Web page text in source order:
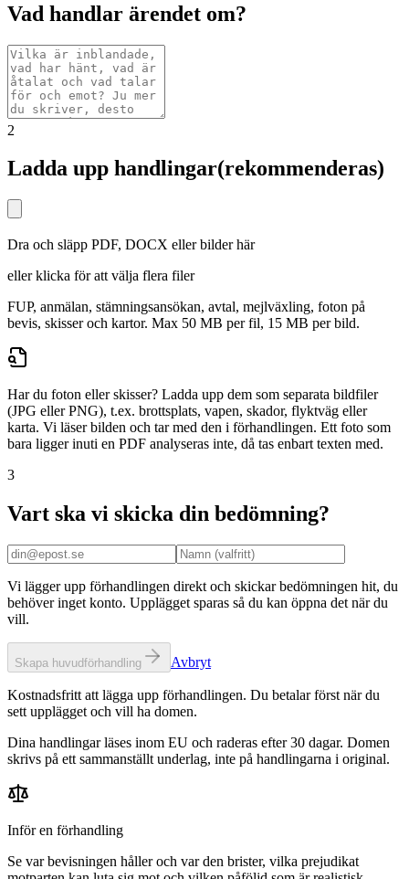
Vad handlar ärendet om?
2
Ladda upp handlingar(rekommenderas)
Dra och släpp PDF, DOCX eller bilder här
ellerklicka för att välja flera filer
FUP, anmälan, stämningsansökan, avtal, mejlväxling, foton på
bevis, skisser och kartor. Max 50 MB per fil, 15 MB per bild.
Har du foton eller skisser? Ladda upp dem som separata bildfiler
(JPG eller PNG), t.ex. brottsplats, vapen, skador, flyktväg eller
karta. Vi läser bilden och tar med den i förhandlingen. Ett foto som
bara ligger inuti en PDF analyseras inte, då tas enbart texten med.
3
Vart ska vi skicka din bedömning?
Vi lägger upp förhandlingen direkt och skickar bedömningen hit, du
behöver inget konto. Upplägget sparas så du kan öppna det när du
vill.
Skapa huvudförhandling Avbryt
Kostnadsfritt att lägga upp förhandlingen. Du betalar först när du
sett upplägget och vill ha domen.
Dina handlingar läses inom EU och raderas efter 30 dagar. Domen
skrivs på ett sammanställt underlag, inte på handlingarna i original.
Inför en förhandling
Se var bevisningen håller och var den brister, vilka prejudikat